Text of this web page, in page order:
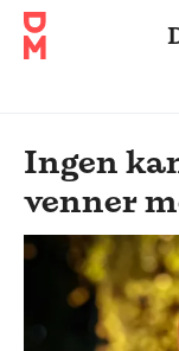
Ingen
venner